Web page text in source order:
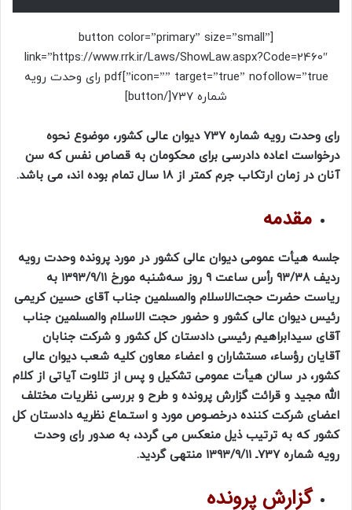
[button color=”primary” size=”small”
link=”https://www.rrk.ir/Laws/ShowLaw.aspx?Code=2460″
icon=”” target=”true” nofollow=”true”]pdf رای وحدت رویه
شماره 737[/button]
رای وحدت رویه شماره 737 دیوان عالی کشور، موضوع نحوه
درخواست اعاده دادرسی برای محکومان به قصاص نفس که سن
آنان در زمان ارتکاب‌ جرم کمتر از 18 سال تمام بوده اند، می باشد.
مقدمه
جلسه هیأت عمومی دیوان عالی کشور در مورد پرونده وحدت رویه
ردیف ۹۳/۳۸ رأس ساعت ۹ روز سه‌شنبه مورخ ۱۳۹۳/۹/۱۱ به
ریاست حضرت حجت‌الاسلام‌ والمسلمین جناب آقای حسین کریمی
رئیس دیوان عالی کشور و حضور حجت الاسلام والمسلمین جناب
آقای سیدابراهیم رئیسی دادستان کل کشور و شرکت جنابان
آقایان رؤساء، مستشاران و اعضاء معاون کلیه شعب دیوان عالی
کشور، در سالن هیأت عمومی تشکیل و پس از تلاوت آیاتی از کلام
الله مجید و قرائت گزارش پرونده و طرح و بررسی نظریات مختلف
اعضای شرکت کننده درخصـوص مورد و استـماع نظریه دادستان کل
کشور که به ترتیب ذیل منعکس می گردد، به صدور رای وحدت
رویه شماره 737ـ ۱۳۹۳/۹/۱۱ منتهی گردید.
گزارش پرونده